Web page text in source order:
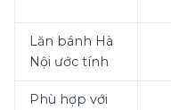
Lăn bánh Hà
Nội ước tính
Phù hợp với